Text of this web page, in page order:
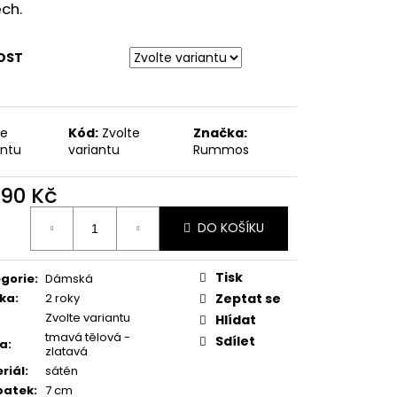
Kód: Zvolte
variantu
Značka:
Rummos
Kč
DO KOŠÍKU
: Dámská
:
2 roky
Zvolte variantu
:
tmavá tělová -
zlatavá
:
sátén
: 7 cm
Tisk
Zeptat se
Hlídat
Sdílet